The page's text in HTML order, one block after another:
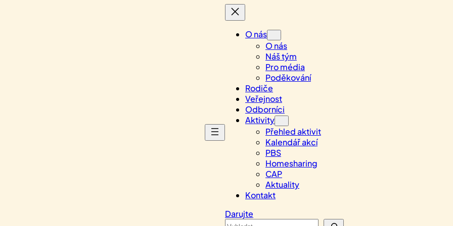
O nás
O nás
Náš tým
Pro média
Poděkování
Rodiče
Veřejnost
Odborníci
Aktivity
Přehled aktivit
Kalendář akcí
PBS
Homesharing
CAP
Aktuality
Kontakt
Darujte
Search